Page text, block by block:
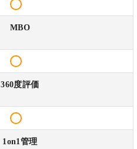
MBO
360度評価
1on1管理